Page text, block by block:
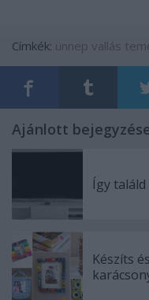
Címkék: ünnep vallás
Ajánlott
Így
Készíts